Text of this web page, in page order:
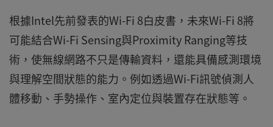
根據Intel先前發表的Wi-Fi 8白皮書，未來Wi-Fi 8將
可能結合Wi-Fi Sensing與Proximity Ranging等技
術，使無線網路不只是傳輸資料，還能具備感測環境
與理解空間狀態的能力。例如透過Wi-Fi訊號偵測人
體移動、手勢操作、室內定位與裝置存在狀態等。